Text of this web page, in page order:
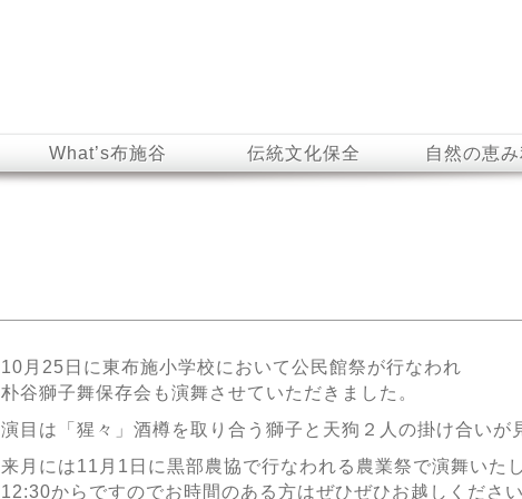
What’s布施谷 伝統文化保全 自然の恵み
10月25日に東布施小学校において公民館祭が行なわれ
朴谷獅子舞保存会も演舞させていただきました。
演目は「猩々」酒樽を取り合う獅子と天狗２人の掛け合いが
来月には11月1日に黒部農協で行なわれる農業祭で演舞いたし
12:30からですのでお時間のある方はぜひぜひお越しください